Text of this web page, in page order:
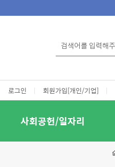
로그인 | 회원가입[개인/기업] |
사회공헌/일자리